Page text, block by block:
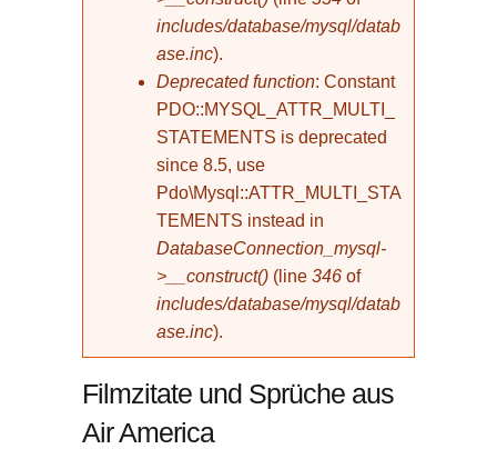
includes/database/mysql/datab
ase.inc).
Deprecated function: Constant
PDO::MYSQL_ATTR_MULTI_
STATEMENTS is deprecated
since 8.5, use
Pdo\Mysql::ATTR_MULTI_STA
TEMENTS instead in
DatabaseConnection_mysql-
>__construct() (line 346 of
includes/database/mysql/datab
ase.inc).
Filmzitate und Sprüche aus
Air America